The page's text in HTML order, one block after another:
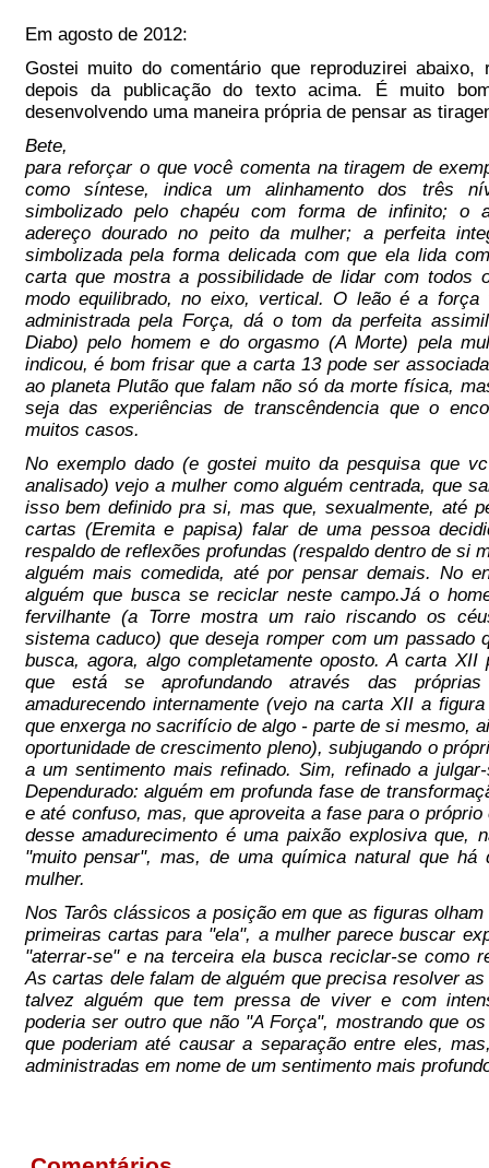
Em agosto de 2012:
Gostei muito do comentário que reproduzirei abaixo,
depois da publicação do texto acima. É muito
desenvolvendo uma maneira própria de pensar as
Bete,
para reforçar o que você comenta na tiragem de
como síntese, indica um alinhamento dos três
simbolizado pelo chapéu com forma de infinito; o
adereço dourado no peito da mulher; a perfeita
simbolizada pela forma delicada com que ela lida
carta que mostra a possibilidade de lidar com todos
modo equilibrado, no eixo, vertical. O leão é a
administrada pela Força, dá o tom da perfeita
Diabo) pelo homem e do orgasmo (A Morte) pela
indicou, é bom frisar que a carta 13 pode ser
ao planeta Plutão que falam não só da morte física,
seja das experiências de transcêndencia que o
muitos casos.
No exemplo dado (e gostei muito da pesquisa que
analisado) vejo a mulher como alguém centrada, que
isso bem definido pra si, mas que, sexualmente, até
cartas (Eremita e papisa) falar de uma pessoa
respaldo de reflexões profundas (respaldo dentro de si
alguém mais comedida, até por pensar demais. No
alguém que busca se reciclar neste campo.Já o
fervilhante (a Torre mostra um raio riscando os
sistema caduco) que deseja romper com um passado
busca, agora, algo completamente oposto. A carta XII
que está se aprofundando através das
amadurecendo internamente (vejo na carta XII a
que enxerga no sacrifício de algo - parte de si mesmo,
oportunidade de crescimento pleno), subjugando o
a um sentimento mais refinado. Sim, refinado a
Dependurado: alguém em profunda fase de
e até confuso, mas, que aproveita a fase para o
desse amadurecimento é uma paixão explosiva que,
"muito pensar", mas, de uma química natural que há
mulher.
Nos Tarôs clássicos a posição em que as figuras
primeiras cartas para "ela", a mulher parece buscar
"aterrar-se" e na terceira ela busca reciclar-se como
As cartas dele falam de alguém que precisa resolver
talvez alguém que tem pressa de viver e com
poderia ser outro que não "A Força", mostrando que
que poderiam até causar a separação entre eles,
administradas em nome de um sentimento mais